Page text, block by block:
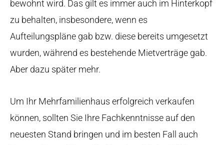
bewohnt wird. Das gilt es immer auch im Hinterkopf
zu behalten, insbesondere, wenn es
Aufteilungspläne gab bzw. diese bereits umgesetzt
wurden, während es bestehende Mietverträge gab.
Aber dazu später mehr.
Um Ihr Mehrfamilienhaus erfolgreich verkaufen
können, sollten Sie Ihre Fachkenntnisse auf den
neuesten Stand bringen und im besten Fall auch